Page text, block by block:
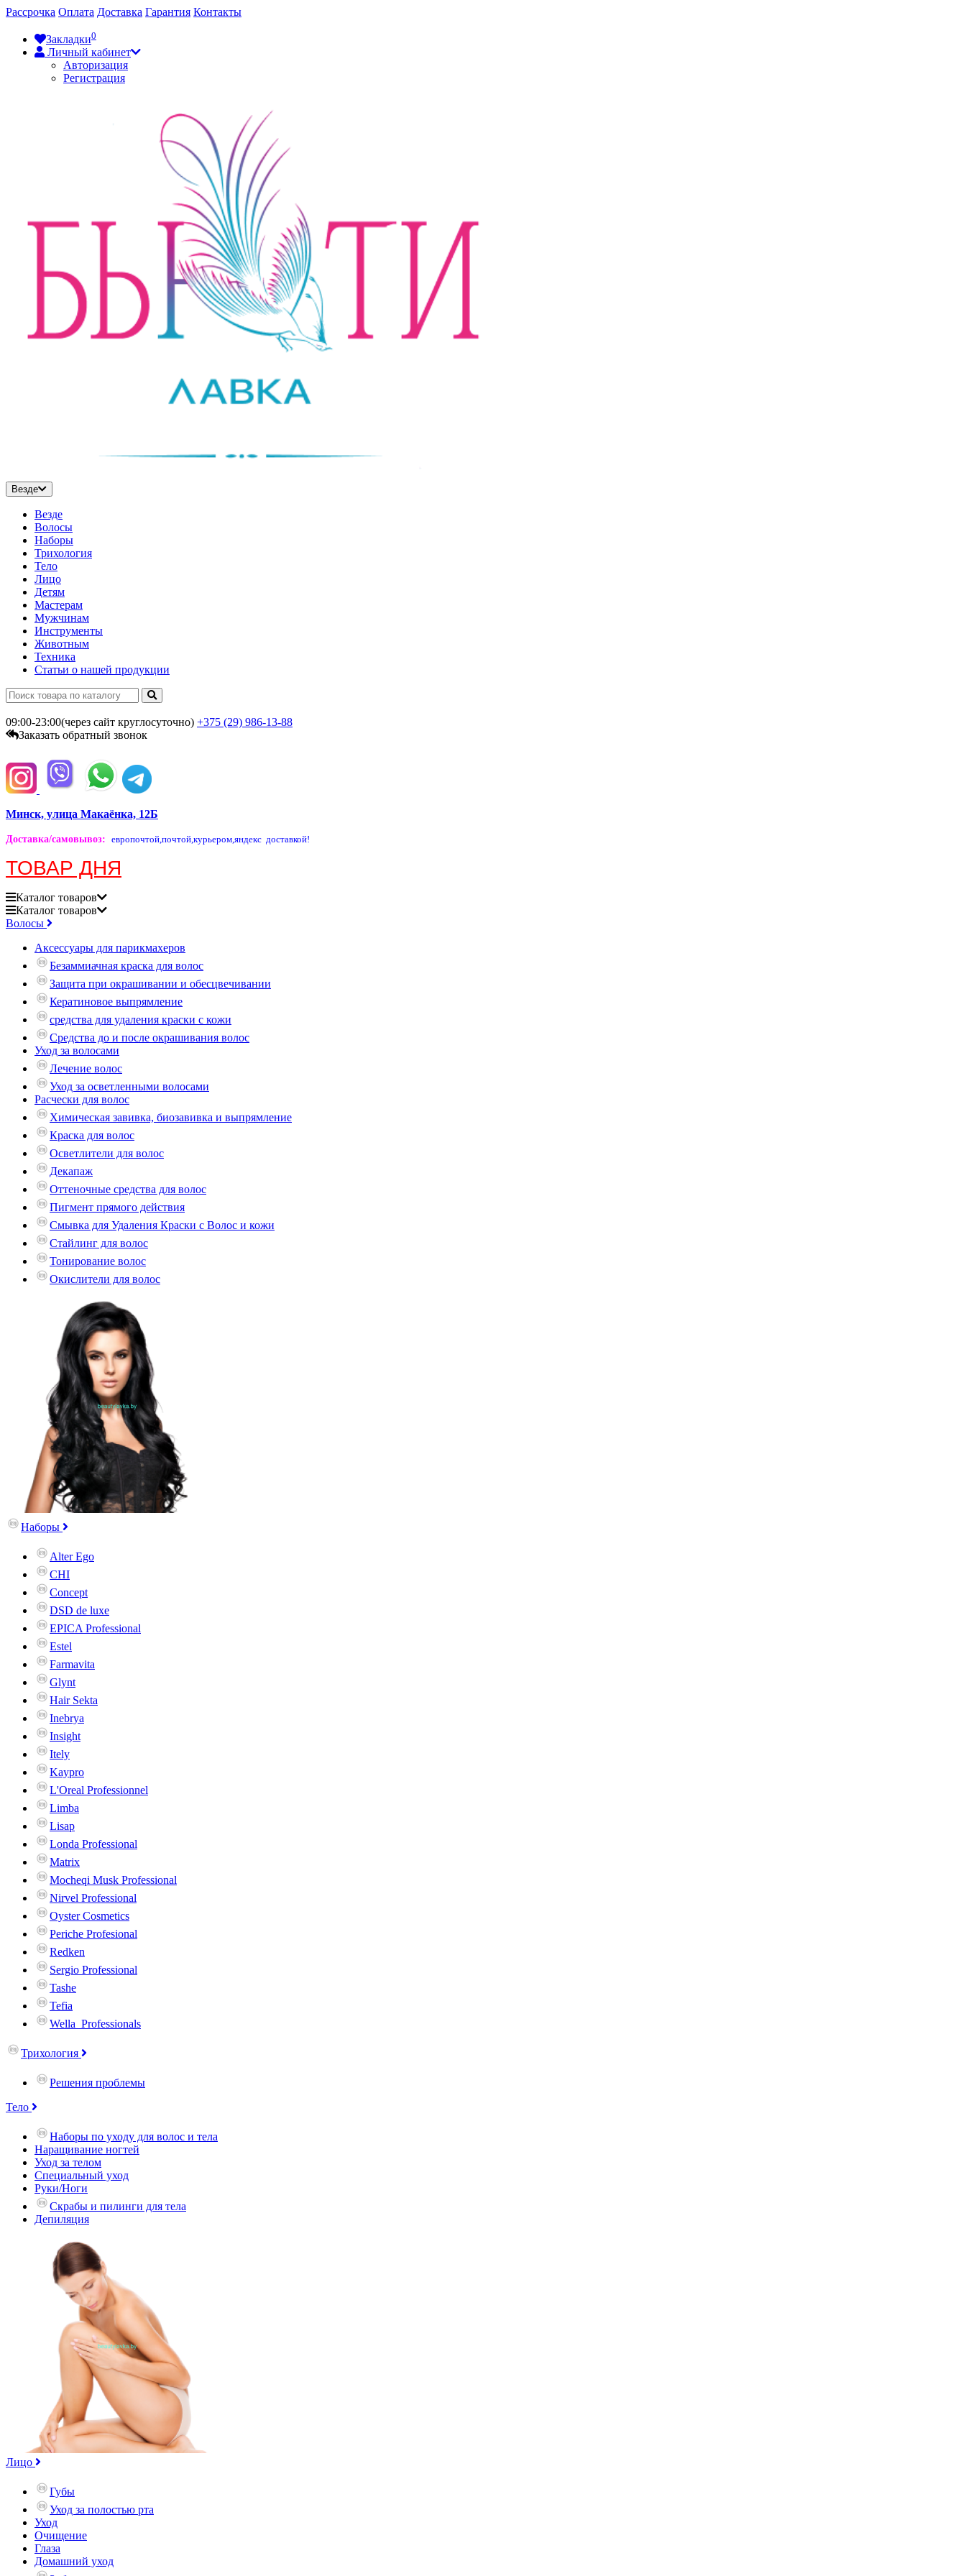
Рассрочка Оплата Доставка Гарантия Контакты
Закладки0
Личный кабинет
Авторизация
Регистрация
Везде
Везде
Волосы
Наборы
Трихология
Тело
Лицо
Детям
Мастерам
Мужчинам
Инструменты
Животным
Техника
Статьи о нашей продукции
09:00-23:00(через сайт круглосуточно) +375 (29) 986-13-88
Заказать обратный звонок
Минск, улица Макаёнка, 12Б
Доставка/самовывоз: европочтой,почтой,курьером,яндекс доставкой!
ТОВАР ДНЯ
Каталог товаров
Каталог товаров
Волосы
Аксессуары для парикмахеров
Безаммиачная краска для волос
Защита при окрашивании и обесцвечивании
Кератиновое выпрямление
средства для удаления краски с кожи
Средства до и после окрашивания волос
Уход за волосами
Лечение волос
Уход за осветленными волосами
Расчески для волос
Химическая завивка, биозавивка и выпрямление
Краска для волос
Осветлители для волос
Декапаж
Оттеночные средства для волос
Пигмент прямого действия
Смывка для Удаления Краски с Волос и кожи
Стайлинг для волос
Тонирование волос
Окислители для волос
Наборы
Alter Ego
CHI
Concept
DSD de luxe
EPICA Professional
Estel
Farmavita
Glynt
Hair Sekta
Inebrya
Insight
Itely
Kaypro
L'Oreal Professionnel
Limba
Lisap
Londa Professional
Matrix
Mocheqi Musk Professional
Nirvel Professional
Oyster Cosmetics
Periche Profesional
Redken
Sergio Professional
Tashe
Tefia
Wella_Professionals
Трихология
Решения проблемы
Тело
Наборы по уходу для волос и тела
Наращивание ногтей
Уход за телом
Специальный уход
Руки/Ноги
Скрабы и пилинги для тела
Депиляция
Лицо
Губы
Уход за полостью рта
Уход
Очищение
Глаза
Домашний уход